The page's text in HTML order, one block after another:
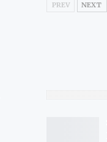
PREV NEXT